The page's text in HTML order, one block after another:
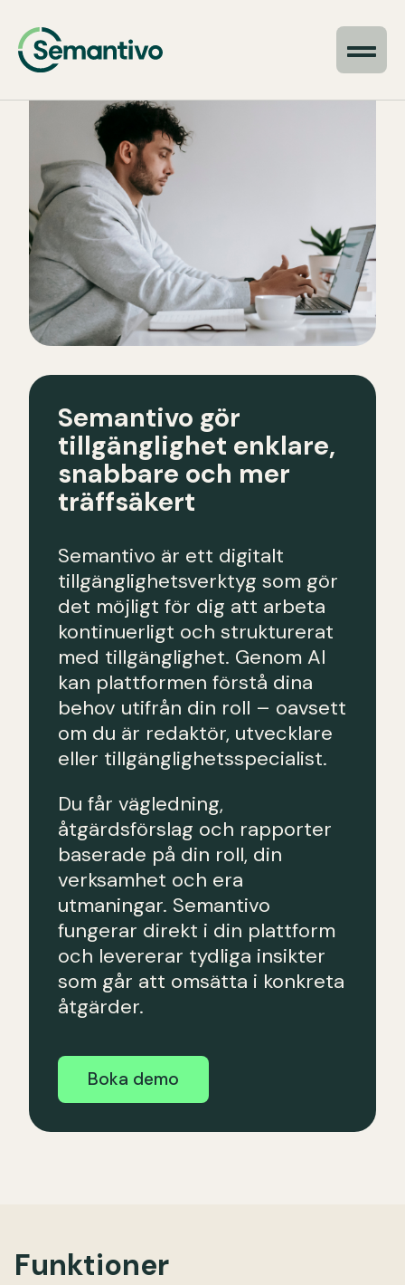
Semantivo gör
tillgänglighet enklare,
snabbare och mer
träffsäkert
Semantivo är ett digitalt
tillgänglighetsverktyg som gör
det möjligt för dig att arbeta
kontinuerligt och strukturerat
med tillgänglighet. Genom AI
kan plattformen förstå dina
behov utifrån din roll – oavsett
om du är redaktör, utvecklare
eller tillgänglighetsspecialist.
Du får vägledning,
åtgärdsförslag och rapporter
baserade på din roll, din
verksamhet och era
utmaningar. Semantivo
fungerar direkt i din plattform
och levererar tydliga insikter
som går att omsätta i konkreta
åtgärder.
Boka demo
Funktioner